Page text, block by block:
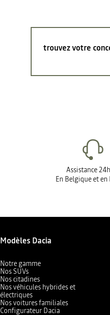
trouvez votre
Assistance
En Belgique et en
Modèles Dacia
Notre gamme
Nos SUVs
Nos citadines
Nos véhicules hybrides et
électriques
Nos voitures familiales
Configurateur Dacia